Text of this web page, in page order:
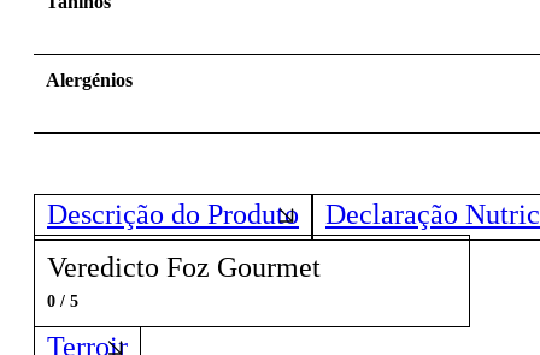
Alergénios
Descrição do Produto
Declaração
Veredicto Foz Gourmet
0 / 5
Terroir